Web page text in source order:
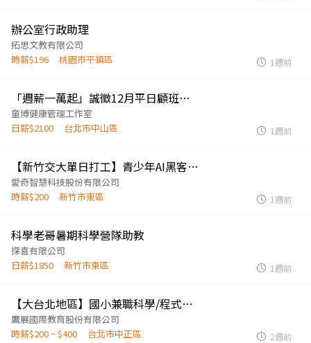
辦公室行政助理
拓思文教有限公司
時薪$196
桃園市平鎮區 1週前
「週薪一萬起」誠徵12月平日顧班隊輔老師-願意教授靜態手作/動態運動課費另計‼️
童博健康管理工作室
日薪$2100
台北市中山區 1週前
【新竹交大單日打工】青少年AI黑客松現場工作人員
愛奇智慧科技股份有限公司
時薪$200
新竹市東區 1週前
科學老哥暑期科學營隊助教
探喜有限公司
日薪$1850
新竹市東區 1週前
【大台北地區】國小兼職科學/程式講師 (秋季班)
鷹展國際教育股份有限公司
時薪$200 ~ $400
台北市中正區 2週前